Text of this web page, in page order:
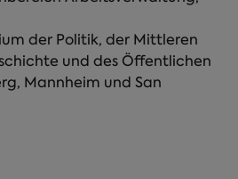
der Politik, der Mittleren
und des Öffentlichen
Mannheim und San